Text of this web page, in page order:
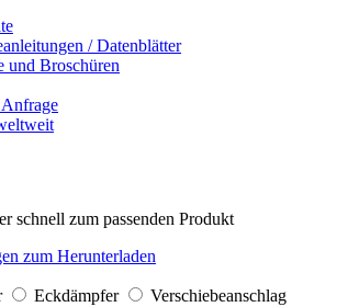
/ Datenblätter
und Broschüren
schnell zum passenden Produkt
zum Herunterladen
Eckdämpfer
Verschiebeanschlag